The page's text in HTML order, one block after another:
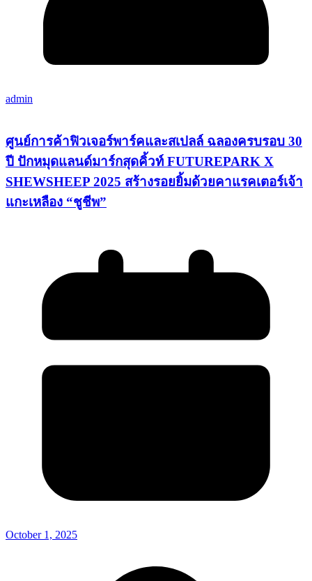
admin
ศูนย์การค้าฟิวเจอร์พาร์คและสเปลล์ ฉลองครบรอบ 30
ปี ปักหมุดแลนด์มาร์กสุดคิ้วท์ FUTUREPARK X
SHEWSHEEP 2025 สร้างรอยยิ้มด้วยคาแรคเตอร์เจ้า
แกะเหลือง “ชูชีพ”
October 1, 2025